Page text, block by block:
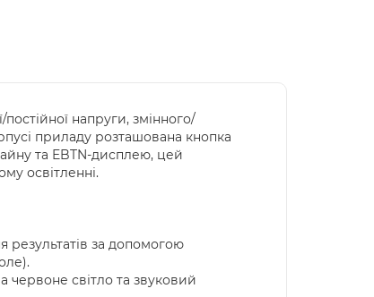
напруги, змінного/
приладу розташована кнопка
та EBTN-дисплею, цей
освітленні.
результатів за допомогою
червоне світло та звуковий